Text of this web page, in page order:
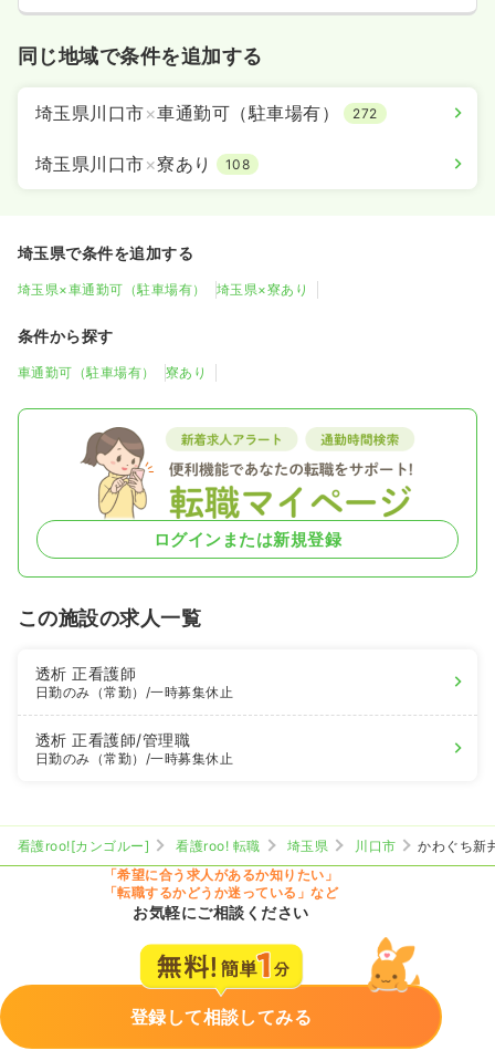
同じ地域で条件を追加する
埼玉県川口市×車通勤可（駐車場有） 272
埼玉県川口市×寮あり 108
埼玉県で条件を追加する
埼玉県×車通勤可（駐車場有） 埼玉県×寮あり
条件から探す
車通勤可（駐車場有） 寮あり
ログインまたは新規登録
この施設の求人一覧
透析正看護師
日勤のみ（常勤） /一時募集休止
透析正看護師/管理職
日勤のみ（常勤） /一時募集休止
看護roo![カンゴルー] 看護roo! 転職 埼玉県 川口市
かわぐち新
「希望に合う求人があるか知りたい」
「転職するかどうか迷っている」など
お気軽にご相談ください
登録して相談してみる